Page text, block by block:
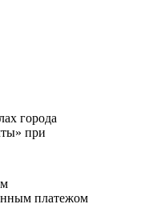
города
при
платежом